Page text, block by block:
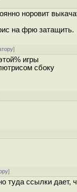
норовит
на фрю затащить.
]
игры
сбоку
]
туда ссылки дает,